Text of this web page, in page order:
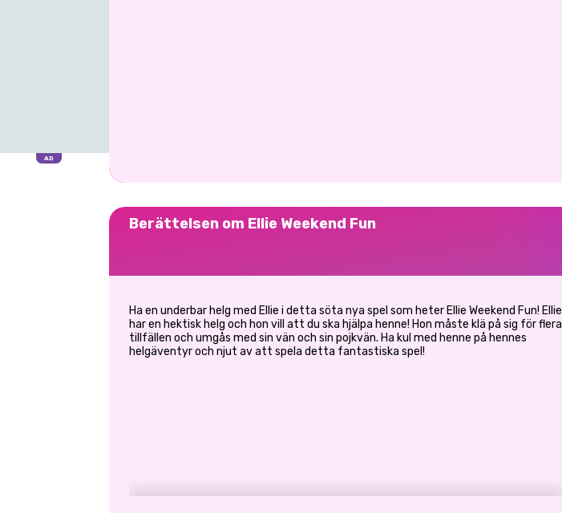
Berättelsen om Ellie Weekend Fun
Ha en underbar helg med Ellie i detta söta nya spel som heter Ellie Weekend Fun! Ellie
har en hektisk helg och hon vill att du ska hjälpa henne! Hon måste klä på sig för flera
tillfällen och umgås med sin vän och sin pojkvän. Ha kul med henne på hennes
helgäventyr och njut av att spela detta fantastiska spel!